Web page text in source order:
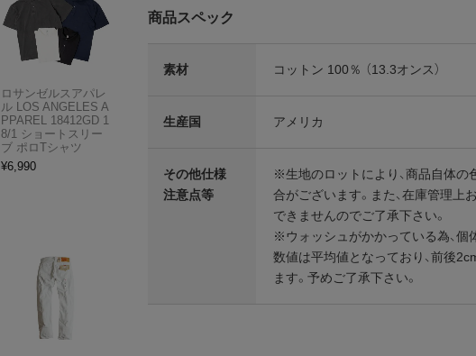
商品スペック
素材 コットン 100％ （13.3オンス）
生産国 アメリカ
その他仕様
注意点等
※生地のロットにより、商品自体の
合がございます。また、在庫管理上
できませんのでご了承下さい。
※ウォッシュがかかっている為、個
数値は平均値となっており、前後
ます。予めご了承下さい。
ロサンゼルスアパレ
ル LOS ANGELES A
PPAREL 18412GD 1
8/1 ショートスリー
ブ ポロTシャツ
¥6,990